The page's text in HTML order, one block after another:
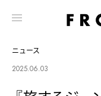
ニュース
2025.06.03